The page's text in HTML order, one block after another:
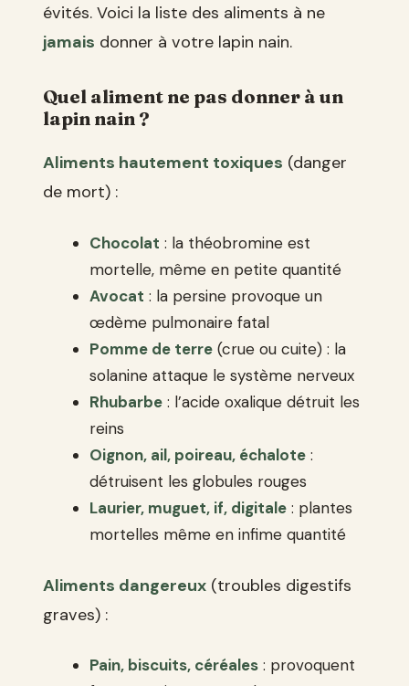
évités. Voici la liste des aliments à ne
jamais donner à votre lapin nain.
Quel aliment ne pas donner à un
lapin nain ?
Aliments hautement toxiques (danger
de mort) :
Chocolat : la théobromine est
mortelle, même en petite quantité
Avocat : la persine provoque un
œdème pulmonaire fatal
Pomme de terre (crue ou cuite) : la
solanine attaque le système nerveux
Rhubarbe : l’acide oxalique détruit les
reins
Oignon, ail, poireau, échalote :
détruisent les globules rouges
Laurier, muguet, if, digitale : plantes
mortelles même en infime quantité
Aliments dangereux (troubles digestifs
graves) :
Pain, biscuits, céréales : provoquent